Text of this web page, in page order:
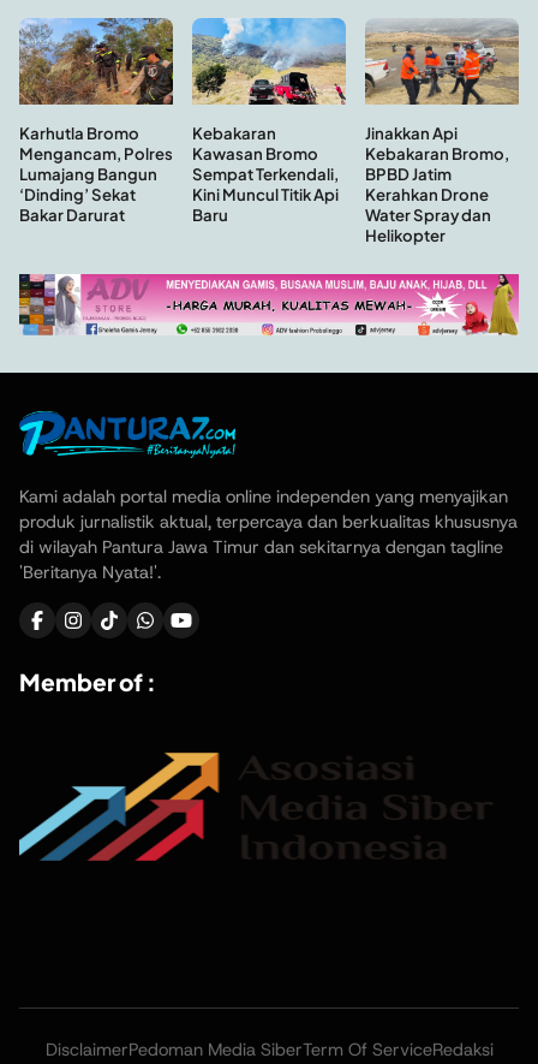
Karhutla Bromo
Mengancam, Polres
Lumajang Bangun
‘Dinding’ Sekat
Bakar Darurat
Kebakaran
Kawasan Bromo
Sempat Terkendali,
Kini Muncul Titik Api
Baru
Jinakkan Api
Kebakaran Bromo,
BPBD Jatim
Kerahkan Drone
Water Spray dan
Helikopter
Kami adalah portal media online independen yang menyajikan
produk jurnalistik aktual, terpercaya dan berkualitas khususnya
di wilayah Pantura Jawa Timur dan sekitarnya dengan tagline
'Beritanya Nyata!'.
Member of :
DisclaimerPedoman Media SiberTerm Of ServiceRedaksi